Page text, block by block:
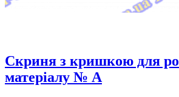
Скриня з кришкою для
матеріалу № A